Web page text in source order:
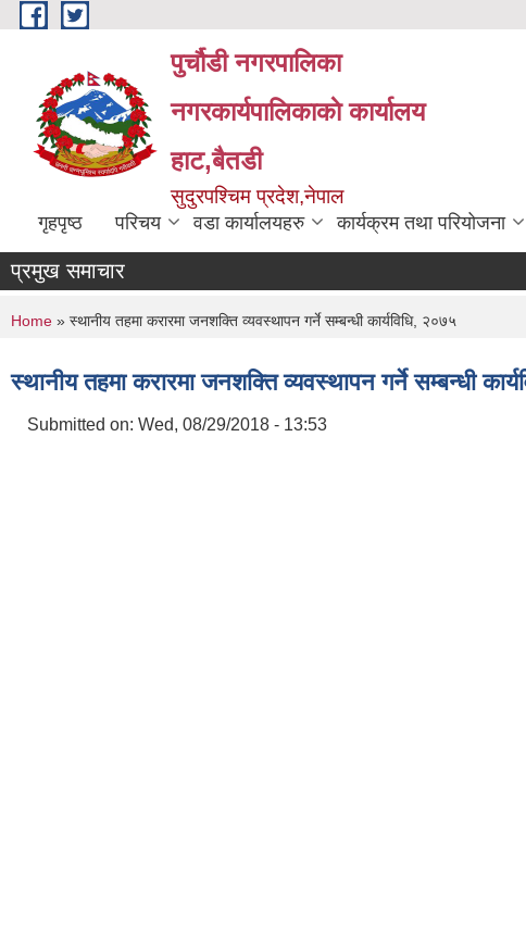
Skip to main content
पुर्चौडी नगरपालिका
नगरकार्यपालिकाकाे कार्यालय
हाट,बैतडी
सुदुरपश्चिम प्रदेश,नेपाल
गृहपृष्ठ परिचय वडा कार्यालयहरु कार्यक्रम तथा परियोजना
प्रमुख समाचार
You are here
Home » स्थानीय तहमा करारमा जनशक्ति व्यवस्थापन गर्ने सम्बन्धी कार्यविधि, २०७५
स्थानीय तहमा करारमा जनशक्ति व्यवस्थापन गर्ने सम्बन्धी
Submitted on: Wed, 08/29/2018 - 13:53